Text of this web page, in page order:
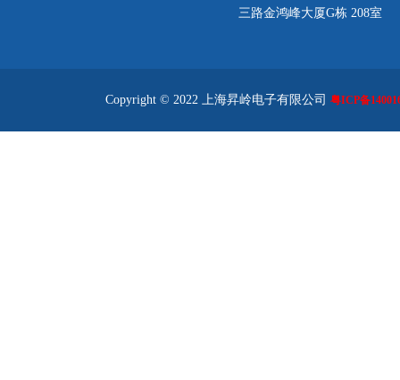
三路金鸿峰大厦G栋 208室
Copyright © 2022 上海昇岭电子有限公司 粤ICP备